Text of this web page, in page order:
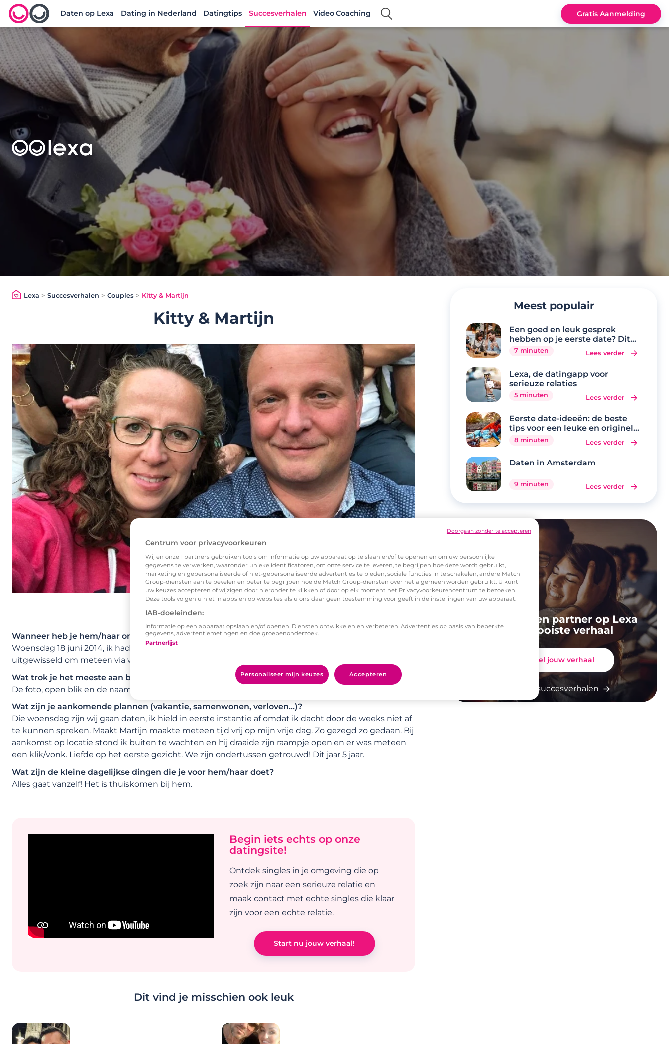
Lexa logo
Daten op Lexa Dating in Nederland Datingtips Succesverhalen Video Coaching Gratis Aanmelding
Lexa > Succesverhalen > Couples > Kitty & Martijn
Kitty & Martijn
Wanneer heb je hem/haar ontmoet?
Woensdag 18 juni 2014, ik had dat weekend ervoor contact via mail. We hebben snel nummers
uitgewisseld om meteen via whatsapp te communiceren. Het klikte al over de app.
Wat trok je het meeste aan bij zijn/haar Lexa profiel?
De foto, open blik en de naam. Zijn profielbeschrijving sprak me uiteraard ook aan, het totaalplaatje!
Wat zijn je aankomende plannen (vakantie, samenwonen, verloven…)?
Die woensdag zijn wij gaan daten, ik hield in eerste instantie af omdat ik dacht door de weeks niet af
te kunnen spreken. Maakt Martijn maakte meteen tijd vrij op mijn vrije dag. Zo gezegd zo gedaan. Bij
aankomst op locatie stond ik buiten te wachten en hij draaide zijn raampje open en er was meteen
een klik/vonk. Liefde op het eerste gezicht. We zijn ondertussen getrouwd! Dit jaar 5 jaar.
Wat zijn de kleine dagelijkse dingen die je voor hem/haar doet?
Alles gaat vanzelf! Het is thuiskomen bij hem.
Begin iets echts op onze
datingsite!
Ontdek singles in je omgeving die op
zoek zijn naar een serieuze relatie en
maak contact met echte singles die klaar
zijn voor een echte relatie.
Start nu jouw verhaal!
Dit vind je misschien ook leuk
Meest populair
Een goed en leuk gesprek
hebben op je eerste date? Dit
zijn de 20 beste
gespreksonderwerpen
7 minuten Lees verder
Lexa, de datingapp voor
serieuze relaties
5 minuten Lees verder
Eerste date-ideeën: de beste
tips voor een leuke en originele
eerste date
8 minuten Lees verder
Daten in Amsterdam
9 minuten Lees verder
Zij vonden een partner op Lexa
Jouw mooiste verhaal
Deel jouw verhaal
Zie meer succesverhalen
Centrum voor privacyvoorkeuren
Wij en onze 1 partners gebruiken tools om informatie op uw apparaat op te slaan en/of te openen en om uw persoonlijke
gegevens te verwerken, waaronder unieke identificatoren, om onze service te leveren, te begrijpen hoe deze wordt gebruikt,
marketing en gepersonaliseerde of niet-gepersonaliseerde advertenties te bieden, sociale functies in te schakelen, andere Match
Group-diensten aan te bevelen en beter te begrijpen hoe de Match Group-diensten over het algemeen worden gebruikt. U kunt
uw keuzes accepteren of wijzigen door hieronder te klikken of door op elk moment het Privacyvoorkeurencentrum te bezoeken.
Deze tools volgen u niet in apps en op websites als u ons daar geen toestemming voor geeft in de instellingen van uw apparaat.
IAB-doeleinden:
Informatie op een apparaat opslaan en/of openen. Diensten ontwikkelen en verbeteren. Advertenties op basis van beperkte
gegevens, advertentiemetingen en doelgroepenonderzoek.
Partnerlijst
Personaliseer mijn keuzes Accepteren
Doorgaan zonder te accepteren